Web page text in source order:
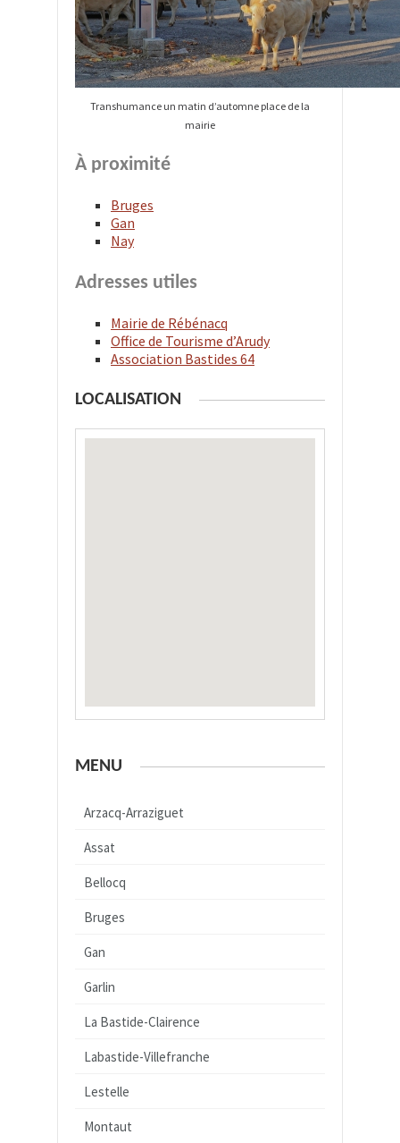
Transhumance un matin d’automne place de la
mairie
À proximité
Bruges
Gan
Nay
Adresses utiles
Mairie de Rébénacq
Office de Tourisme d’Arudy
Association Bastides 64
LOCALISATION
MENU
Arzacq-Arraziguet
Assat
Bellocq
Bruges
Gan
Garlin
La Bastide-Clairence
Labastide-Villefranche
Lestelle
Montaut